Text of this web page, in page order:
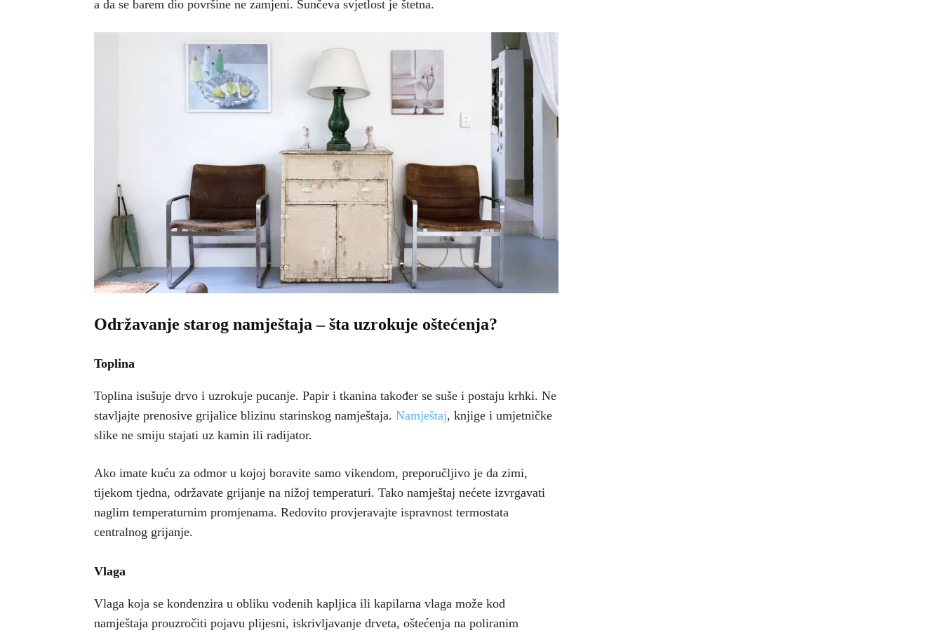
a da se barem dio površine ne zamjeni. Sunčeva svjetlost je štetna.
Održavanje starog namještaja – šta uzrokuje oštećenja?
Toplina
Toplina isušuje drvo i uzrokuje pucanje. Papir i tkanina također se suše i postaju krhki. Ne
stavljajte prenosive grijalice blizinu starinskog namještaja.Namještaj, knjige i umjetničke
slike ne smiju stajati uz kamin ili radijator.
Ako imate kuću za odmor u kojoj boravite samo vikendom, preporučljivo je da zimi,
tijekom tjedna, održavate grijanje na nižoj temperaturi. Tako namještaj nećete izvrgavati
naglim temperaturnim promjenama. Redovito provjeravajte ispravnost termostata
centralnog grijanje.
Vlaga
Vlaga koja se kondenzira u obliku vodenih kapljica ili kapilarna vlaga može kod
namještaja prouzročiti pojavu plijesni, iskrivljavanje drveta, oštećenja na poliranim